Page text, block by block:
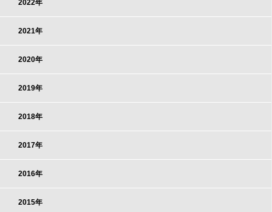
2022年
2021年
2020年
2019年
2018年
2017年
2016年
2015年